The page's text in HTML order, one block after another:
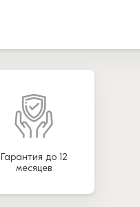
Гарантия до 12
месяцев